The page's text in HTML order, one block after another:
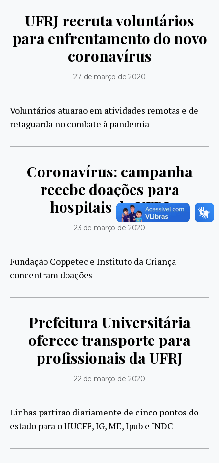
UFRJ recruta voluntários
para enfrentamento do novo
coronavírus
27 de março de 2020
Voluntários atuarão em atividades remotas e de
retaguarda no combate à pandemia
Coronavírus: campanha
recebe doações para
hospitais da UFRJ
23 de março de 2020
Fundação Coppetec e Instituto da Criança
concentram doações
Prefeitura Universitária
oferece transporte para
profissionais da UFRJ
22 de março de 2020
Linhas partirão diariamente de cinco pontos do
estado para o HUCFF, IG, ME, Ipub e INDC